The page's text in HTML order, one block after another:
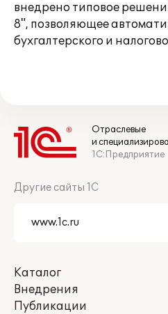
внедрено типовое
8", позволяющее
бухгалтерского и
Отраслевые
и
1С:Предприятие
Другие сайты 1С
Каталог
Внедрения
Публикации